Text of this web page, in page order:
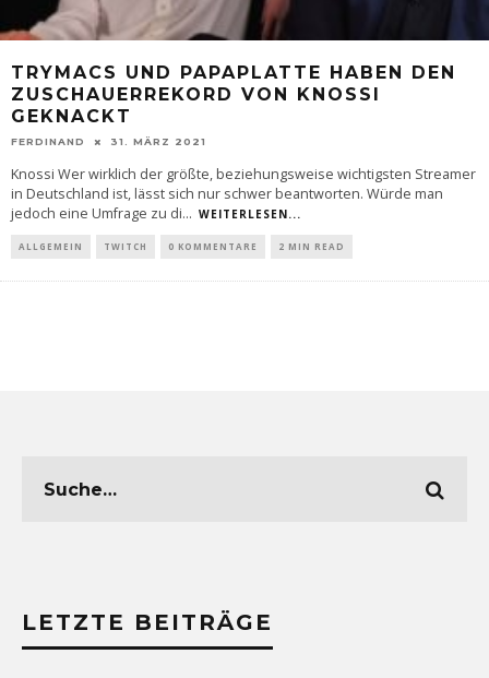
TRYMACS UND PAPAPLATTE HABEN DEN
ZUSCHAUERREKORD VON KNOSSI
GEKNACKT
FERDINAND 31. MÄRZ 2021
Knossi Wer wirklich der größte, beziehungsweise wichtigsten Streamer
in Deutschland ist, lässt sich nur schwer beantworten. Würde man
jedoch eine Umfrage zu di... WEITERLESEN...
ALLGEMEIN TWITCH 0 KOMMENTARE 2 MIN READ
LETZTE BEITRÄGE